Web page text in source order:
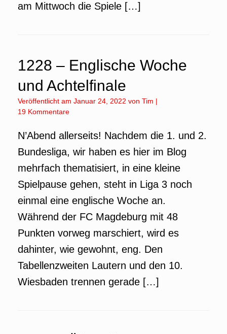
am Mittwoch die Spiele […]
1228 – Englische Woche
und Achtelfinale
Veröffentlicht am Januar 24, 2022 von Tim |
19 Kommentare
N’Abend allerseits! Nachdem die 1. und 2.
Bundesliga, wir haben es hier im Blog
mehrfach thematisiert, in eine kleine
Spielpause gehen, steht in Liga 3 noch
einmal eine englische Woche an.
Während der FC Magdeburg mit 48
Punkten vorweg marschiert, wird es
dahinter, wie gewohnt, eng. Den
Tabellenzweiten Lautern und den 10.
Wiesbaden trennen gerade […]